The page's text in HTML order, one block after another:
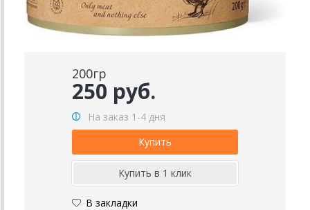
200гр
250 руб.
На заказ 1-4 дня
В закладки